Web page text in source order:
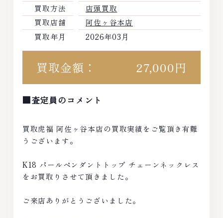
買取方法
店頭買取
買取店舗
阿佐ヶ谷本店
買取年月
2026年03月
買取金額： 27,000円
■査定員のコメント
買取虎福 阿佐ヶ谷本店の買取実績をご覧頂き有難
うございます。
K18 パールペンダントトップ チェーンネックレス
をお買取りさせて頂きました。
ご来店ありがとうございました。